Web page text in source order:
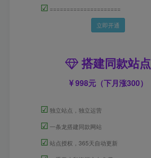
☑ =====================
立即开通
搭建同款站点
998元（下月涨300）
☑ 独立站点，独立运营
☑ 一条龙搭建同款网站
☑ 站点授权，365天自动更新